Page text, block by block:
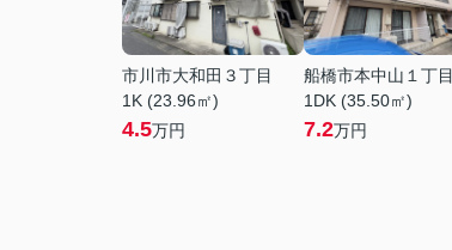
市川市大和田３丁目
1K (23.96㎡)
4.5万円
船橋市本中山１丁目
1DK (35.50㎡)
7.2万円